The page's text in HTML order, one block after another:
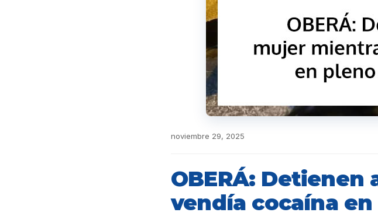
noviembre 29, 2025
OBERÁ:
vendía cocaína